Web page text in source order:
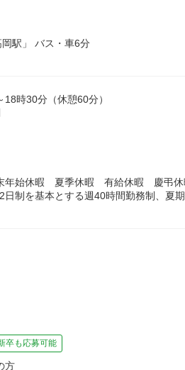
岡駅」 バス・車6分
時30分（休憩60分）
始休暇 夏季休暇 有給休暇 慶弔
制を基本とする週40時間勤務制、夏
卒も応募可能
方